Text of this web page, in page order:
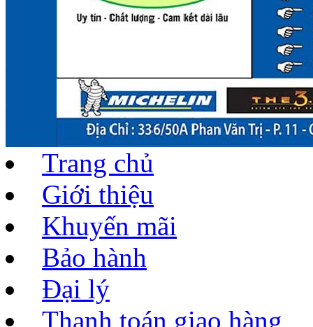
Trang chủ
Giới thiệu
Khuyến mãi
Bảo hành
Đại lý
Thanh toán giao hàng